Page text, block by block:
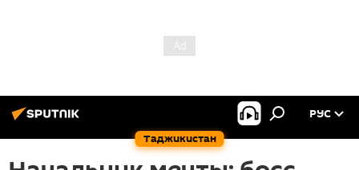
Таджикистан
РУС